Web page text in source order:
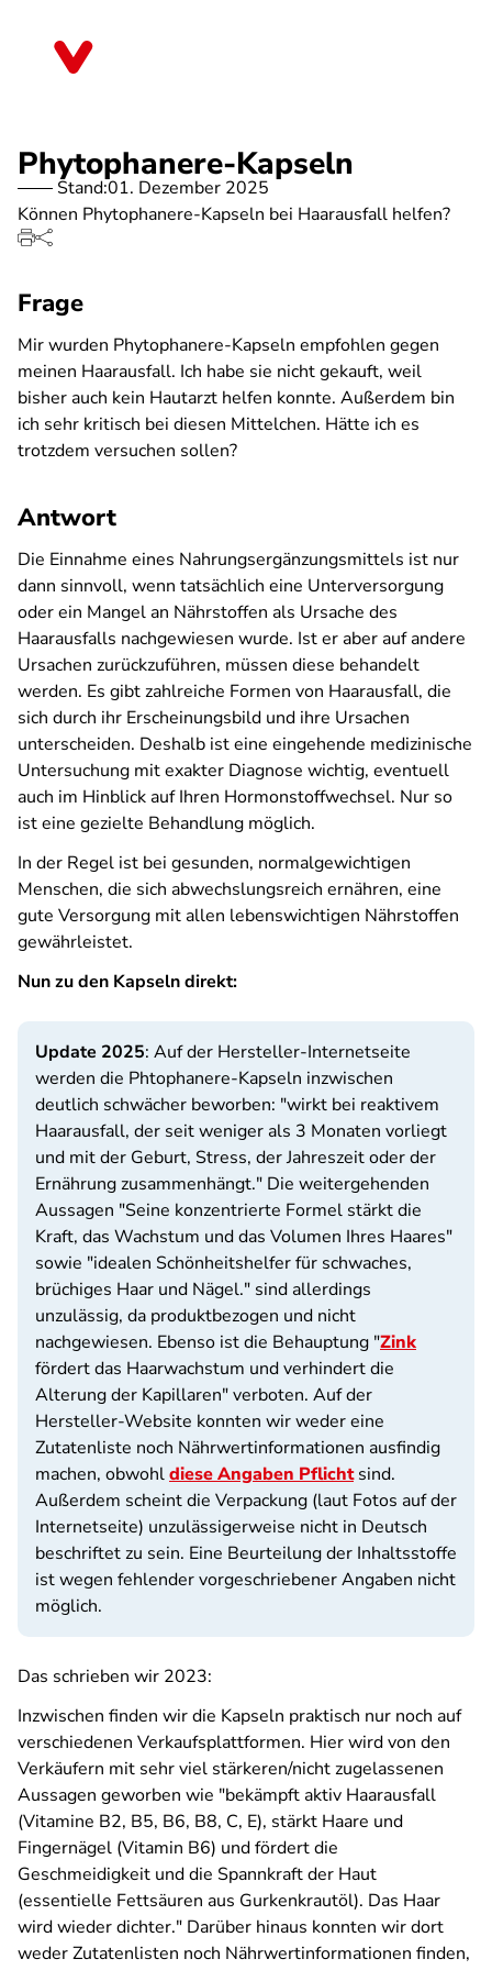
Phytophanere-Kapseln
Stand:01. Dezember 2025
Können Phytophanere-Kapseln bei Haarausfall helfen?
Frage
Mir wurden Phytophanere-Kapseln empfohlen gegen
meinen Haarausfall. Ich habe sie nicht gekauft, weil
bisher auch kein Hautarzt helfen konnte. Außerdem bin
ich sehr kritisch bei diesen Mittelchen. Hätte ich es
trotzdem versuchen sollen?
Antwort
Die Einnahme eines Nahrungsergänzungsmittels ist nur
dann sinnvoll, wenn tatsächlich eine Unterversorgung
oder ein Mangel an Nährstoffen als Ursache des
Haarausfalls nachgewiesen wurde. Ist er aber auf andere
Ursachen zurückzuführen, müssen diese behandelt
werden. Es gibt zahlreiche Formen von Haarausfall, die
sich durch ihr Erscheinungsbild und ihre Ursachen
unterscheiden. Deshalb ist eine eingehende medizinische
Untersuchung mit exakter Diagnose wichtig, eventuell
auch im Hinblick auf Ihren Hormonstoffwechsel. Nur so
ist eine gezielte Behandlung möglich.
In der Regel ist bei gesunden, normalgewichtigen
Menschen, die sich abwechslungsreich ernähren, eine
gute Versorgung mit allen lebenswichtigen Nährstoffen
gewährleistet.
Nun zu den Kapseln direkt:
Update 2025: Auf der Hersteller-Internetseite
werden die Phtophanere-Kapseln inzwischen
deutlich schwächer beworben: "wirkt bei reaktivem
Haarausfall, der seit weniger als 3 Monaten vorliegt
und mit der Geburt, Stress, der Jahreszeit oder der
Ernährung zusammenhängt." Die weitergehenden
Aussagen "Seine konzentrierte Formel stärkt die
Kraft, das Wachstum und das Volumen Ihres Haares"
sowie "idealen Schönheitshelfer für schwaches,
brüchiges Haar und Nägel." sind allerdings
unzulässig, da produktbezogen und nicht
nachgewiesen. Ebenso ist die Behauptung "Zink
fördert das Haarwachstum und verhindert die
Alterung der Kapillaren" verboten. Auf der
Hersteller-Website konnten wir weder eine
Zutatenliste noch Nährwertinformationen ausfindig
machen, obwohldiese Angaben Pflichtsind.
Außerdem scheint die Verpackung (laut Fotos auf der
Internetseite) unzulässigerweise nicht in Deutsch
beschriftet zu sein. Eine Beurteilung der Inhaltsstoffe
ist wegen fehlender vorgeschriebener Angaben nicht
möglich.
Das schrieben wir 2023:
Inzwischen finden wir die Kapseln praktisch nur noch auf
verschiedenen Verkaufsplattformen. Hier wird von den
Verkäufern mit sehr viel stärkeren/nicht zugelassenen
Aussagen geworben wie "bekämpft aktiv Haarausfall
(Vitamine B2, B5, B6, B8, C, E), stärkt Haare und
Fingernägel (Vitamin B6) und fördert die
Geschmeidigkeit und die Spannkraft der Haut
(essentielle Fettsäuren aus Gurkenkrautöl). Das Haar
wird wieder dichter." Darüber hinaus konnten wir dort
weder Zutatenlisten noch Nährwertinformationen finden,